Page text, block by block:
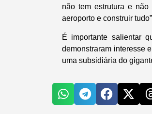
não tem estrutura e
aeroporto e construir
É importante salientar
demonstraram interesse
uma subsidiária do